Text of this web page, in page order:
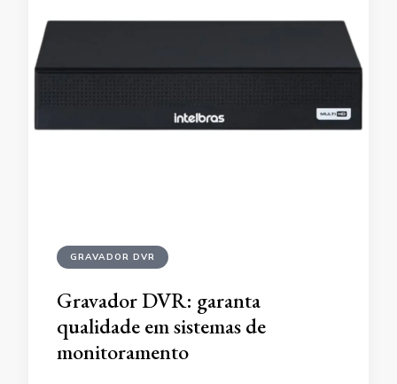
GRAVADOR DVR
Gravador DVR: garanta
qualidade em sistemas de
monitoramento